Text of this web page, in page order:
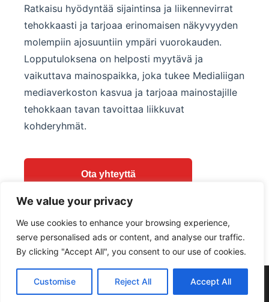
We value your privacy
We use cookies to enhance your browsing experience,
serve personalised ads or content, and analyse our traffic.
By clicking "Accept All", you consent to our use of cookies.
Customise Reject All Accept All
Ratkaisu hyödyntää sijaintinsa ja liikennevirrat
tehokkaasti ja tarjoaa erinomaisen näkyvyyden
molempiin ajosuuntiin ympäri vuorokauden.
Lopputuloksena on helposti myytävä ja
vaikuttava mainospaikka, joka tukee Medialiigan
mediaverkoston kasvua ja tarjoaa mainostajille
tehokkaan tavan tavoittaa liikkuvat
kohderyhmät.
Ota yhteyttä
Takaisin projekteihin
© 2026 Jidoka Technologies Oy. Kaikki oikeudet pidätetään.
English
Swedish